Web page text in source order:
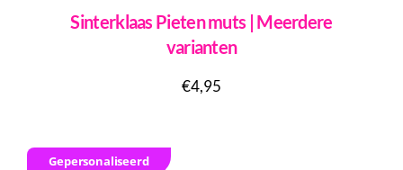
Sinterklaas Pieten muts | Meerdere
varianten
€4,95
Gepersonaliseerd